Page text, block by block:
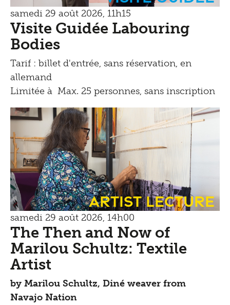
samedi 29 août 2026, 11h15
Visite Guidée Labouring
Bodies
Tarif : billet d'entrée, sans réservation, en
allemand
Limitée à Max. 25 personnes, sans inscription
Artist Lecture
samedi 29 août 2026, 14h00
The Then and Now of
Marilou Schultz: Textile
Artist
by Marilou Schultz, Diné weaver from
Navajo Nation